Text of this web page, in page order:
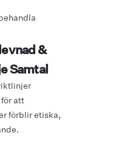
&
Samtal
för att
förblir etiska,